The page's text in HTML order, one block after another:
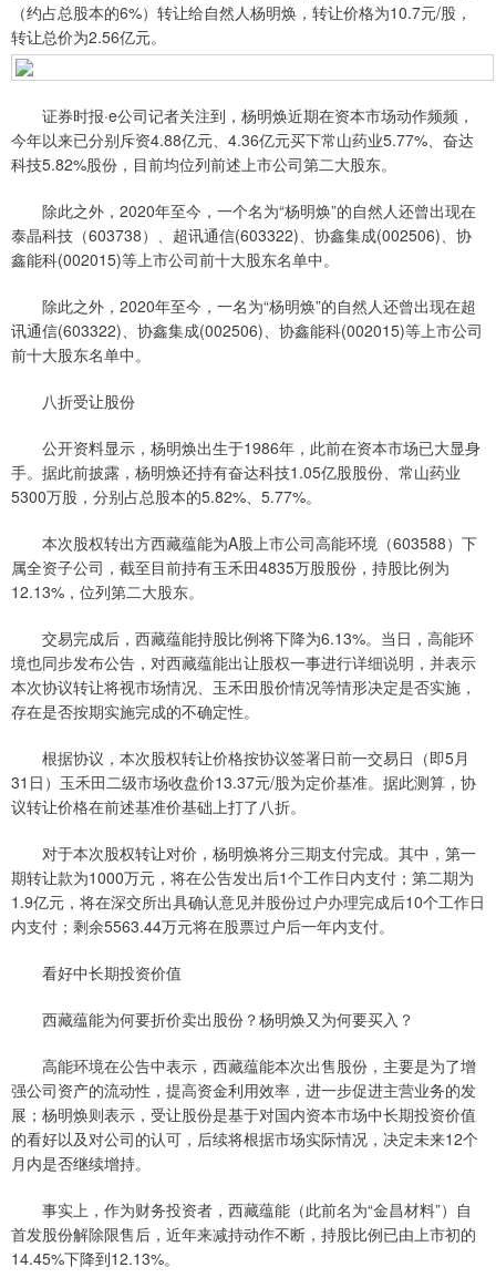
（约占总股本的6%）转让给自然人杨明焕，转让价格为10.7元/股，
转让总价为2.56亿元。
证券时报·e公司记者关注到，杨明焕近期在资本市场动作频频，
今年以来已分别斥资4.88亿元、4.36亿元买下常山药业5.77%、奋达
科技5.82%股份，目前均位列前述上市公司第二大股东。
除此之外，2020年至今，一个名为“杨明焕”的自然人还曾出现在
泰晶科技（603738）、超讯通信(603322)、协鑫集成(002506)、协
鑫能科(002015)等上市公司前十大股东名单中。
除此之外，2020年至今，一名为“杨明焕”的自然人还曾出现在超
讯通信(603322)、协鑫集成(002506)、协鑫能科(002015)等上市公司
前十大股东名单中。
八折受让股份
公开资料显示，杨明焕出生于1986年，此前在资本市场已大显身
手。据此前披露，杨明焕还持有奋达科技1.05亿股股份、常山药业
5300万股，分别占总股本的5.82%、5.77%。
本次股权转出方西藏蕴能为A股上市公司高能环境（603588）下
属全资子公司，截至目前持有玉禾田4835万股股份，持股比例为
12.13%，位列第二大股东。
交易完成后，西藏蕴能持股比例将下降为6.13%。当日，高能环
境也同步发布公告，对西藏蕴能出让股权一事进行详细说明，并表示
本次协议转让将视市场情况、玉禾田股价情况等情形决定是否实施，
存在是否按期实施完成的不确定性。
根据协议，本次股权转让价格按协议签署日前一交易日（即5月
31日）玉禾田二级市场收盘价13.37元/股为定价基准。据此测算，协
议转让价格在前述基准价基础上打了八折。
对于本次股权转让对价，杨明焕将分三期支付完成。其中，第一
期转让款为1000万元，将在公告发出后1个工作日内支付；第二期为
1.9亿元，将在深交所出具确认意见并股份过户办理完成后10个工作日
内支付；剩余5563.44万元将在股票过户后一年内支付。
看好中长期投资价值
西藏蕴能为何要折价卖出股份？杨明焕又为何要买入？
高能环境在公告中表示，西藏蕴能本次出售股份，主要是为了增
强公司资产的流动性，提高资金利用效率，进一步促进主营业务的发
展；杨明焕则表示，受让股份是基于对国内资本市场中长期投资价值
的看好以及对公司的认可，后续将根据市场实际情况，决定未来12个
月内是否继续增持。
事实上，作为财务投资者，西藏蕴能（此前名为“金昌材料”）自
首发股份解除限售后，近年来减持动作不断，持股比例已由上市初的
14.45%下降到12.13%。